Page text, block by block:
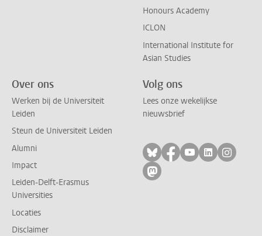
Honours Academy
ICLON
International Institute for
Asian Studies
Over ons
Werken bij de Universiteit
Leiden
Steun de Universiteit Leiden
Alumni
Impact
Leiden-Delft-Erasmus
Universities
Locaties
Disclaimer
Volg ons
Lees onze wekelijkse
nieuwsbrief
Volg ons op bluesky
Volg ons op
Volg ons op
Volg ons
Volg
Volg ons op mastodon